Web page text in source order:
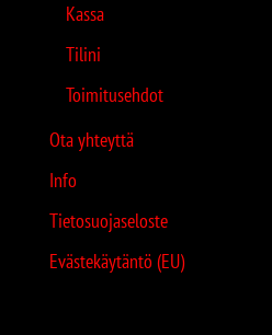
Kassa
Tilini
Toimitusehdot
Ota yhteyttä
Info
Tietosuojaseloste
Evästekäytäntö (EU)